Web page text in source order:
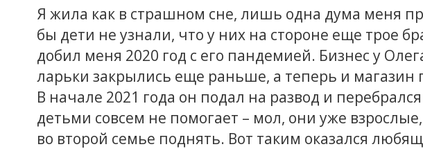
Я жила как в страшном сне, лишь одна дума меня
бы дети не узнали, что у них на стороне еще трое
добил меня 2020 год с его пандемией. Бизнес у
ларьки закрылись еще раньше, а теперь и магазин
В начале 2021 года он подал на развод и
детьми совсем не помогает – мол, они уже
во второй семье поднять. Вот таким оказался